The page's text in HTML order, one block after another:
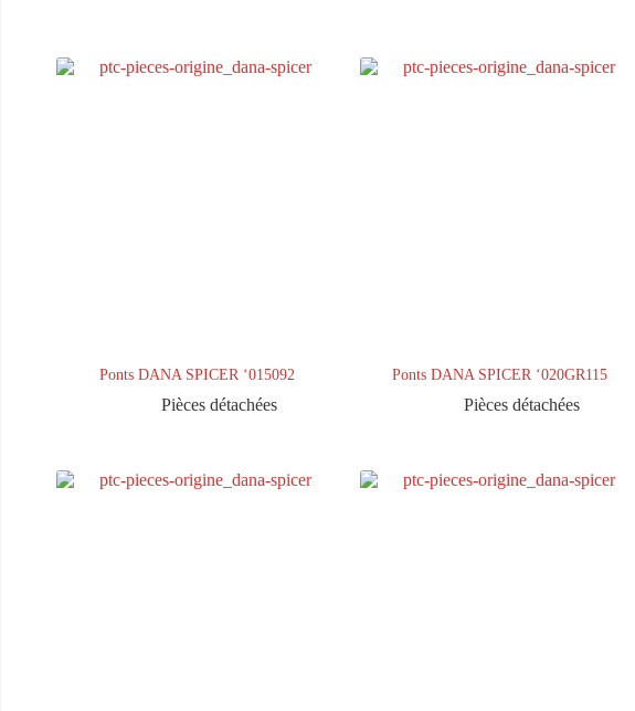
Ponts DANA SPICER ‘015092
Pièces détachées
Ponts DANA SPICER ‘020GR115
Pièces détachées